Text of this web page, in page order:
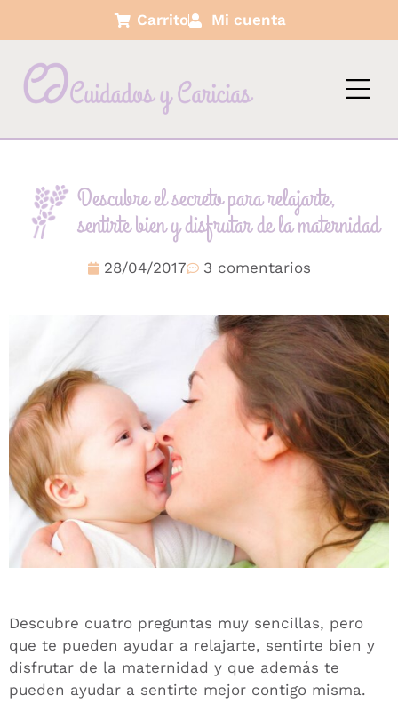
Carrito Mi cuenta
Descubre el secreto para relajarte,
sentirte bien y disfrutar de la maternidad
28/04/2017 3 comentarios
Descubre cuatro preguntas muy sencillas, pero
que te pueden ayudar a relajarte, sentirte bien y
disfrutar de la maternidad y que además te
pueden ayudar a sentirte mejor contigo misma.